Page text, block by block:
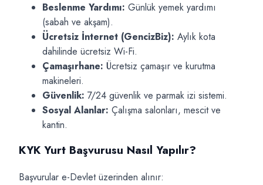
Beslenme Yardımı: Günlük yemek yardımı
(sabah ve akşam).
Ücretsiz İnternet (GencizBiz): Aylık kota
dahilinde ücretsiz Wi-Fi.
Çamaşırhane: Ücretsiz çamaşır ve kurutma
makineleri.
Güvenlik: 7/24 güvenlik ve parmak izi sistemi.
Sosyal Alanlar: Çalışma salonları, mescit ve
kantin.
KYK Yurt Başvurusu Nasıl Yapılır?
Başvurular e-Devlet üzerinden alınır: